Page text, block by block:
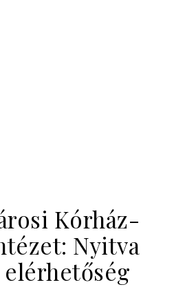
Kórház-
Nyitva